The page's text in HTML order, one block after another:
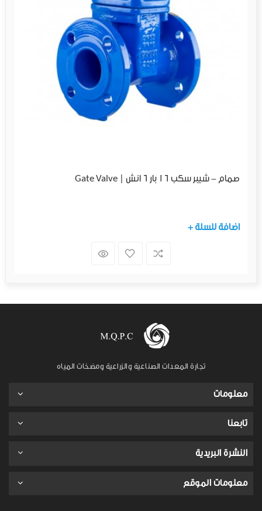
صمام - شيبر سكب 16 بار 6 انش | Gate Valve
+ اضافة للسلة
تجارة المعدات الصناعية والزراعية ومضخات المياه
معلومات
تابعنا
النشرة البريدية
معلومات الموقع